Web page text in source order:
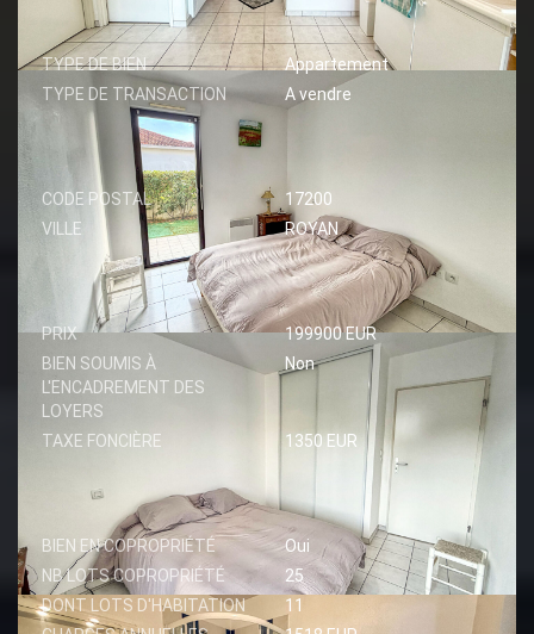
GÉNÉRAL
TYPE DE BIEN
Appartement
TYPE DE TRANSACTION
A vendre
LOCALISATION
CODE POSTAL
17200
VILLE
ROYAN
ASPECTS FINANCIERS
PRIX
199900 EUR
BIEN SOUMIS À
L'ENCADREMENT DES
LOYERS
Non
TAXE FONCIÈRE 1350 EUR
COPROPRIÉTÉ
BIEN EN COPROPRIÉTÉ
Oui
NB LOTS COPROPRIÉTÉ
25
DONT LOTS D'HABITATION
11